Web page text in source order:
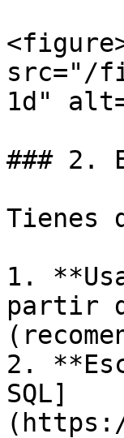
src="/
1d"
### 2.
Tienes
1.
partir
2.
SQL]